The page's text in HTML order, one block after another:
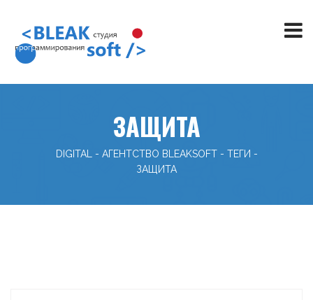
ЗАЩИТА
DIGITAL - АГЕНТСТВО BLEAKSOFT - ТЕГИ -
ЗАЩИТА